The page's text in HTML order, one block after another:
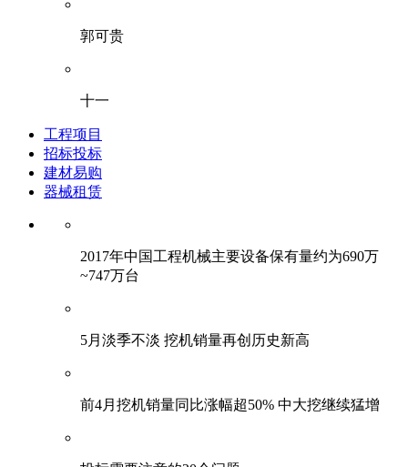
郭可贵
十一
工程项目
招标投标
建材易购
器械租赁
2017年中国工程机械主要设备保有量约为690万
~747万台
5月淡季不淡 挖机销量再创历史新高
前4月挖机销量同比涨幅超50% 中大挖继续猛增